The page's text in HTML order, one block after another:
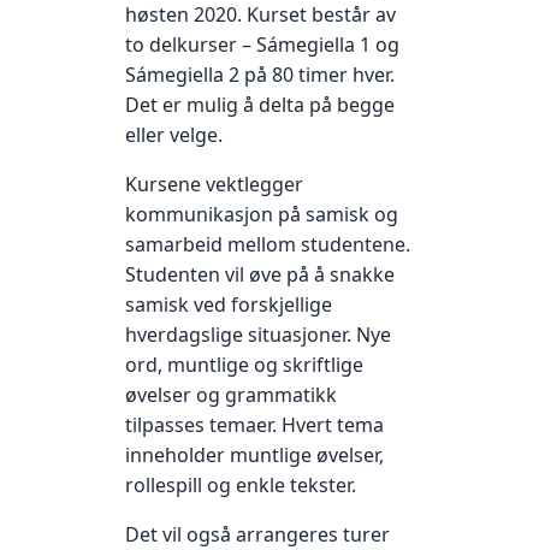
høsten 2020. Kurset består av
to delkurser – Sámegiella 1 og
Sámegiella 2 på 80 timer hver.
Det er mulig å delta på begge
eller velge.
Kursene vektlegger
kommunikasjon på samisk og
samarbeid mellom studentene.
Studenten vil øve på å snakke
samisk ved forskjellige
hverdagslige situasjoner. Nye
ord, muntlige og skriftlige
øvelser og grammatikk
tilpasses temaer. Hvert tema
inneholder muntlige øvelser,
rollespill og enkle tekster.
Det vil også arrangeres turer